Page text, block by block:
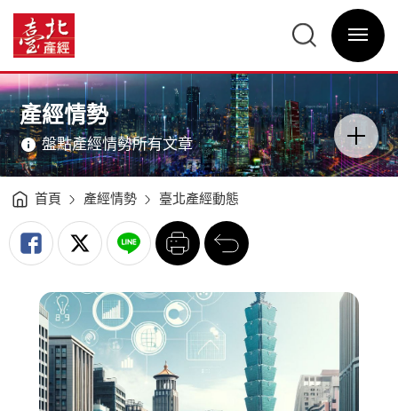
（2026Q1）
臺
北
產
資
訊
網
臺
經
訊
網
網
站
主
單
選
單
關
主
意
境
產經情勢
盤點產經情勢所有文章
分
類
開
關
首頁 產經情勢 臺北產經動態
列
印
回
前
一
頁